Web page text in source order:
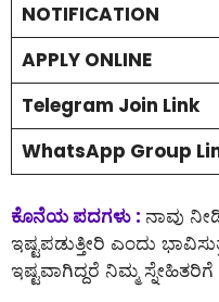
NOTIFICATION
APPLY ONLINE
Telegram Join Link
WhatsApp Group
ಕೊನೆಯ ಪದಗಳು : ನಾವು
ಇಷ್ಟಪಡುತ್ತೀರಿ ಎಂದು
ಇಷ್ಟವಾಗಿದ್ದರೆ ನಿಮ್ಮ